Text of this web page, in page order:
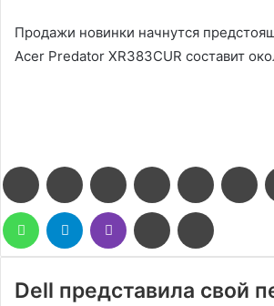
Продажи новинки начнутся
Acer Predator XR383CUR составит
FacebookTwitter LinkedIn Pinterest Reddit
WhatsAppTelegram Viber
Поделиться
через
электронную
Dell представила свой